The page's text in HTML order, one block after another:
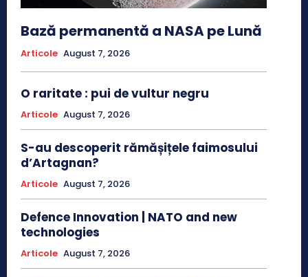
Bază permanentă a NASA pe Lună
Articole August 7, 2026
O raritate : pui de vultur negru
Articole August 7, 2026
S-au descoperit rămășițele faimosului
d’Artagnan?
Articole August 7, 2026
Defence Innovation | NATO and new
technologies
Articole August 7, 2026